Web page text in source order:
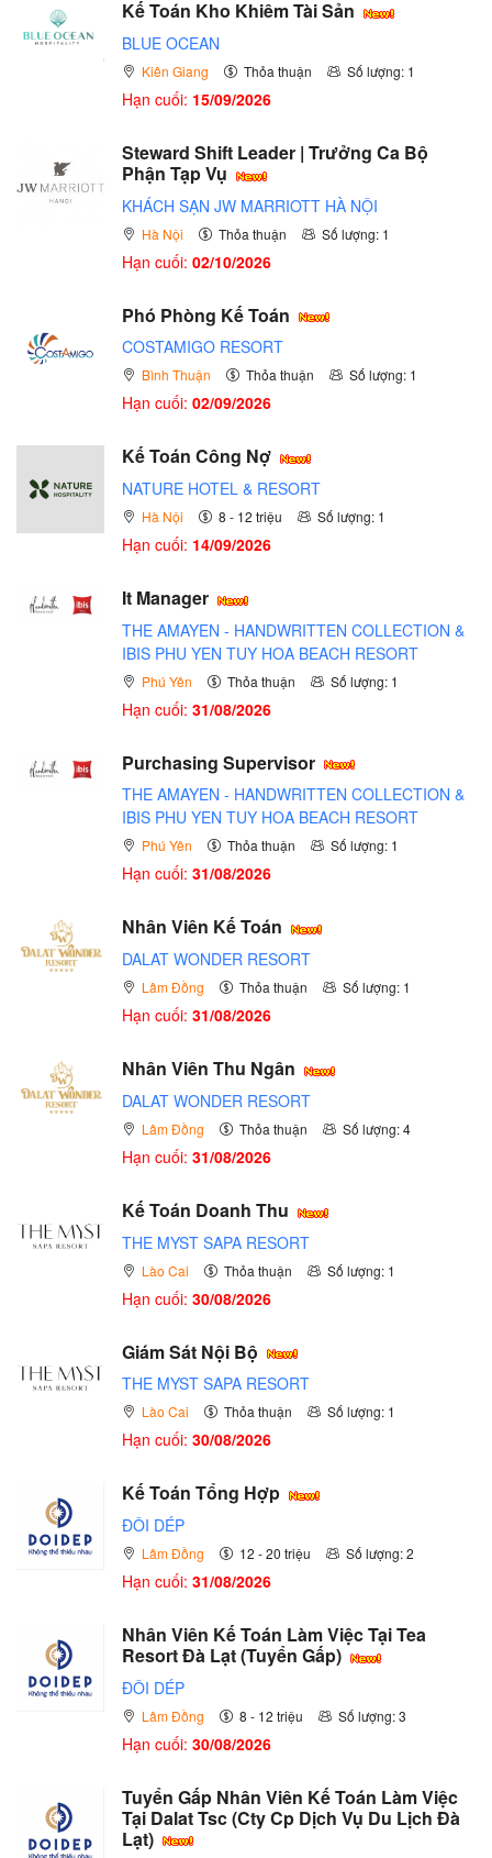
Kế Toán Kho Khiêm Tài Sản
BLUE OCEAN
Kiên Giang Thỏa thuận Số lượng: 1
Hạn cuối: 15/09/2026
Steward Shift Leader | Trưởng Ca Bộ
Phận Tạp Vụ
KHÁCH SẠN JW MARRIOTT HÀ NỘI
Hà Nội Thỏa thuận Số lượng: 1
Hạn cuối: 02/10/2026
Phó Phòng Kế Toán
COSTAMIGO RESORT
Bình Thuận Thỏa thuận Số lượng: 1
Hạn cuối: 02/09/2026
Kế Toán Công Nợ
NATURE HOTEL & RESORT
Hà Nội 8 - 12 triệu Số lượng: 1
Hạn cuối: 14/09/2026
It Manager
THE AMAYEN - HANDWRITTEN COLLECTION &
IBIS PHU YEN TUY HOA BEACH RESORT
Phú Yên Thỏa thuận Số lượng: 1
Hạn cuối: 31/08/2026
Purchasing Supervisor
THE AMAYEN - HANDWRITTEN COLLECTION &
IBIS PHU YEN TUY HOA BEACH RESORT
Phú Yên Thỏa thuận Số lượng: 1
Hạn cuối: 31/08/2026
Nhân Viên Kế Toán
DALAT WONDER RESORT
Lâm Đồng Thỏa thuận Số lượng: 1
Hạn cuối: 31/08/2026
Nhân Viên Thu Ngân
DALAT WONDER RESORT
Lâm Đồng Thỏa thuận Số lượng: 4
Hạn cuối: 31/08/2026
Kế Toán Doanh Thu
THE MYST SAPA RESORT
Lào Cai Thỏa thuận Số lượng: 1
Hạn cuối: 30/08/2026
Giám Sát Nội Bộ
THE MYST SAPA RESORT
Lào Cai Thỏa thuận Số lượng: 1
Hạn cuối: 30/08/2026
Kế Toán Tổng Hợp
ĐÔI DÉP
Lâm Đồng 12 - 20 triệu Số lượng: 2
Hạn cuối: 31/08/2026
Nhân Viên Kế Toán Làm Việc Tại Tea
Resort Đà Lạt (Tuyển Gấp)
ĐÔI DÉP
Lâm Đồng 8 - 12 triệu Số lượng: 3
Hạn cuối: 30/08/2026
Tuyển Gấp Nhân Viên Kế Toán Làm Việc
Tại Dalat Tsc (Cty Cp Dịch Vụ Du Lịch Đà
Lạt)